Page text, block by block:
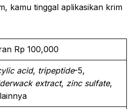
kamu tinggal aplikasikan krim
Rp 100,000
acid, tripeptide-5,
extract, zinc sulfate,